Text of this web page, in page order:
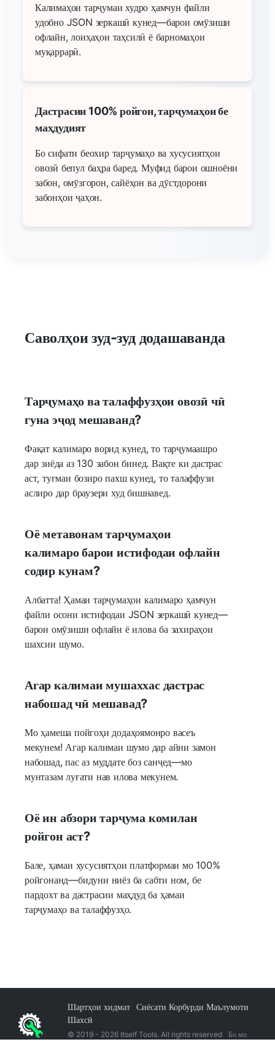
Калимаҳои тарҷумаи худро ҳамчун файли
удобно JSON зеркашӣ кунед—барои омӯзиши
офлайн, лоиҳаҳои таҳсилӣ ё барномаҳои
муқаррарӣ.
Дастрасии 100% ройгон, тарҷумаҳои бе
маҳдудият
Бо сифати беохир тарҷумаҳо ва хусусиятҳои
овозӣ бепул баҳра баред. Муфид барои ошноёни
забон, омӯзгорон, сайёҳон ва дӯстдорони
забонҳои ҷаҳон.
Саволҳои зуд-зуд додашаванда
Тарҷумаҳо ва талаффузҳои овозӣ чӣ
гуна эҷод мешаванд?
Фақат калимаро ворид кунед, то тарҷумаашро
дар зиёда аз 130 забон бинед. Вақте ки дастрас
аст, тугмаи бозиро пахш кунед, то талаффузи
аслиро дар браузери худ бишнавед.
Оё метавонам тарҷумаҳои
калимаро барои истифодаи офлайн
содир кунам?
Албатта! Ҳамаи тарҷумаҳои калимаро ҳамчун
файли осони истифодаи JSON зеркашӣ кунед—
барои омӯзиши офлайн ё илова ба захираҳои
шахсии шумо.
Агар калимаи мушаххас дастрас
набошад чӣ мешавад?
Мо ҳамеша пойгоҳи додаҳоямонро васеъ
мекунем! Агар калимаи шумо дар айни замон
набошад, пас аз муддате боз санҷед—мо
мунтазам луғати нав илова мекунем.
Оё ин абзори тарҷума комилан
ройгон аст?
Бале, ҳамаи хусусиятҳои платформаи мо 100%
ройгонанд—бидуни ниёз ба сабти ном, бе
пардохт ва дастрасии маҳдуд ба ҳамаи
тарҷумаҳо ва талаффузҳо.
Шартҳои хидмат
Сиёсати Корбурди Маълумоти
Шахсӣ
© 2019 - 2026 Itself Tools. All rights reserved
Бо мо